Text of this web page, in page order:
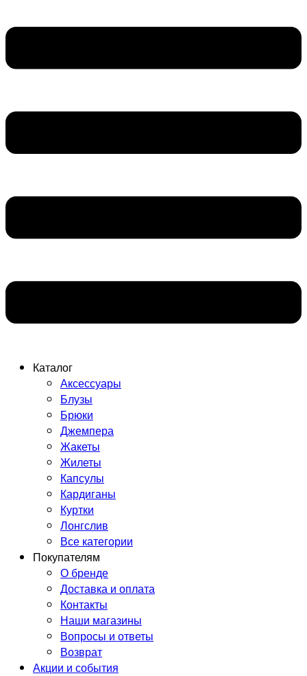
Каталог
Аксессуары
Блузы
Брюки
Джемпера
Жакеты
Жилеты
Капсулы
Кардиганы
Куртки
Лонгслив
Все категории
Покупателям
О бренде
Доставка и оплата
Контакты
Наши магазины
Вопросы и ответы
Возврат
Акции и события